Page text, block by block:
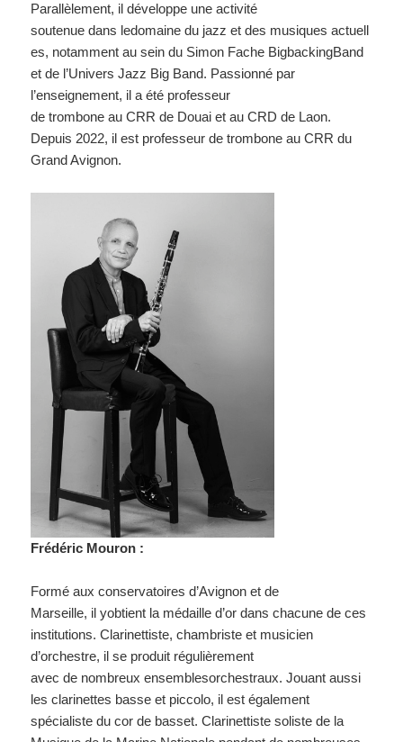
Parallèlement, il développe une activité
soutenue dans ledomaine du jazz et des musiques actuell
es, notamment au sein du Simon Fache BigbackingBand
et de l’Univers Jazz Big Band. Passionné par
l’enseignement, il a été professeur
de trombone au CRR de Douai et au CRD de Laon.
Depuis 2022, il est professeur de trombone au CRR du
Grand Avignon.
Frédéric Mouron :
Formé aux conservatoires d’Avignon et de
Marseille, il yobtient la médaille d’or dans chacune de ces
institutions. Clarinettiste, chambriste et musicien
d’orchestre, il se produit régulièrement
avec de nombreux ensemblesorchestraux. Jouant aussi
les clarinettes basse et piccolo, il est également
spécialiste du cor de basset. Clarinettiste soliste de la